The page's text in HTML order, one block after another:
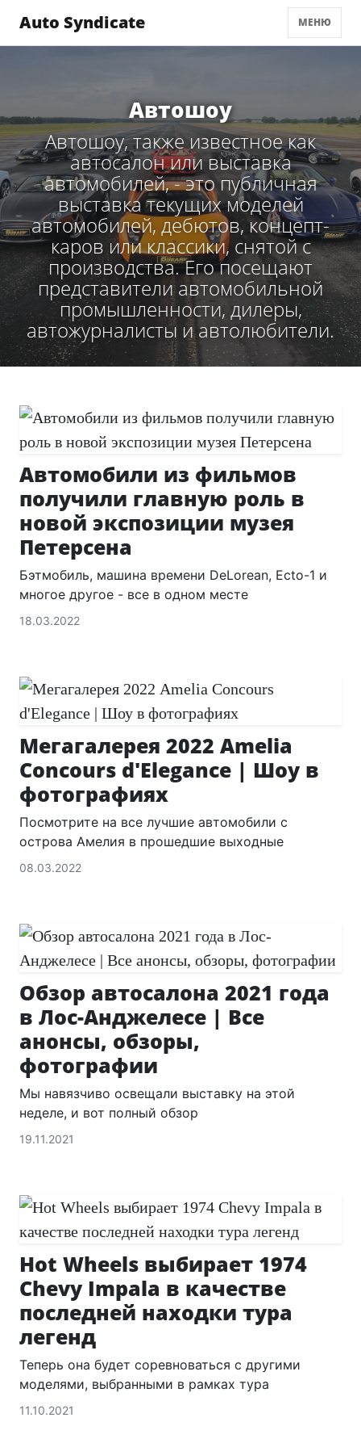
Auto Syndicate МЕНЮ
Автошоу
Автошоу, также известное как
автосалон или выставка
автомобилей, - это публичная
выставка текущих моделей
автомобилей, дебютов, концепт-
каров или классики, снятой с
производства. Его посещают
представители автомобильной
промышленности, дилеры,
автожурналисты и автолюбители.
Автомобили из фильмов
получили главную роль в
новой экспозиции музея
Петерсена
Бэтмобиль, машина времени DeLorean, Ecto-1 и
многое другое - все в одном месте
18.03.2022
Мегагалерея 2022 Amelia
Concours d'Elegance | Шоу в
фотографиях
Посмотрите на все лучшие автомобили с
острова Амелия в прошедшие выходные
08.03.2022
Обзор автосалона 2021 года
в Лос-Анджелесе | Все
анонсы, обзоры,
фотографии
Мы навязчиво освещали выставку на этой
неделе, и вот полный обзор
19.11.2021
Hot Wheels выбирает 1974
Chevy Impala в качестве
последней находки тура
легенд
Теперь она будет соревноваться с другими
моделями, выбранными в рамках тура
11.10.2021